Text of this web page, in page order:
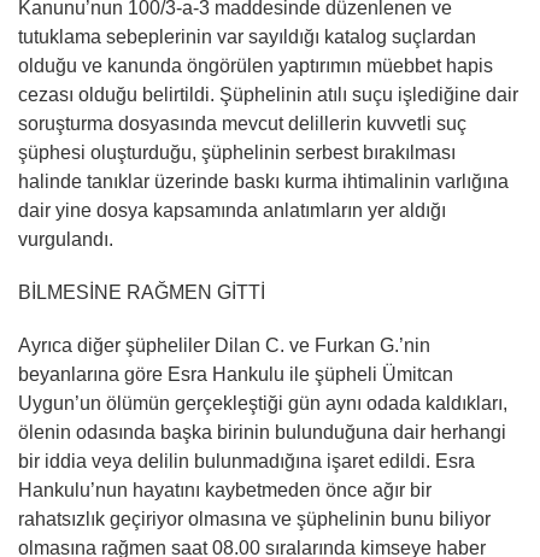
Kanunu’nun 100/3-a-3 maddesinde düzenlenen ve
tutuklama sebeplerinin var sayıldığı katalog suçlardan
olduğu ve kanunda öngörülen yaptırımın müebbet hapis
cezası olduğu belirtildi. Şüphelinin atılı suçu işlediğine dair
soruşturma dosyasında mevcut delillerin kuvvetli suç
şüphesi oluşturduğu, şüphelinin serbest bırakılması
halinde tanıklar üzerinde baskı kurma ihtimalinin varlığına
dair yine dosya kapsamında anlatımların yer aldığı
vurgulandı.
BİLMESİNE RAĞMEN GİTTİ
Ayrıca diğer şüpheliler Dilan C. ve Furkan G.’nin
beyanlarına göre Esra Hankulu ile şüpheli Ümitcan
Uygun’un ölümün gerçekleştiği gün aynı odada kaldıkları,
ölenin odasında başka birinin bulunduğuna dair herhangi
bir iddia veya delilin bulunmadığına işaret edildi. Esra
Hankulu’nun hayatını kaybetmeden önce ağır bir
rahatsızlık geçiriyor olmasına ve şüphelinin bunu biliyor
olmasına rağmen saat 08.00 sıralarında kimseye haber